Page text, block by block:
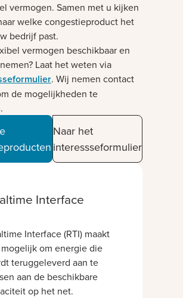
vermogen. Samen met u kijken
welke congestieproduct het
bedrijf past.
vermogen beschikbaar en
Laat het weten via
. Wij nemen contact
de mogelijkheden te
Naar het
interessseformulier
Interface
Interface (RTI) maakt
om energie die
teruggeleverd aan te
aan de beschikbare
op het net.